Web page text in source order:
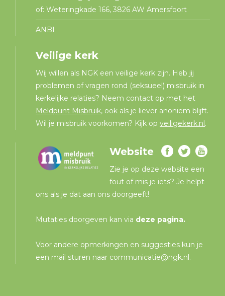
of: Weteringkade 166, 3826 AW Amersfoort
ANBI
Veilige kerk
Wij willen als NGK een veilige kerk zijn. Heb jij
problemen of vragen rond (seksueel) misbruik in
kerkelijke relaties? Neem contact op met het
Meldpunt Misbruik, ook als je liever anoniem blijft.
Wil je misbruik voorkomen? Kijk opveiligekerk.nl .
Website
Zie je op deze website een
fout of mis je iets? Je helpt
ons als je dat aan ons doorgeeft!
Mutaties doorgeven kan via deze pagina.
Voor andere opmerkingen en suggesties kun je
een mail sturen naar communicatie@ngk.nl .